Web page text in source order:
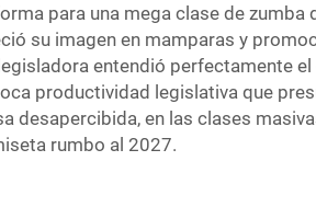
para una mega clase de zumba
su imagen en mamparas y
entendió perfectamente
productividad legislativa que
desapercibida, en las clases
rumbo al 2027.